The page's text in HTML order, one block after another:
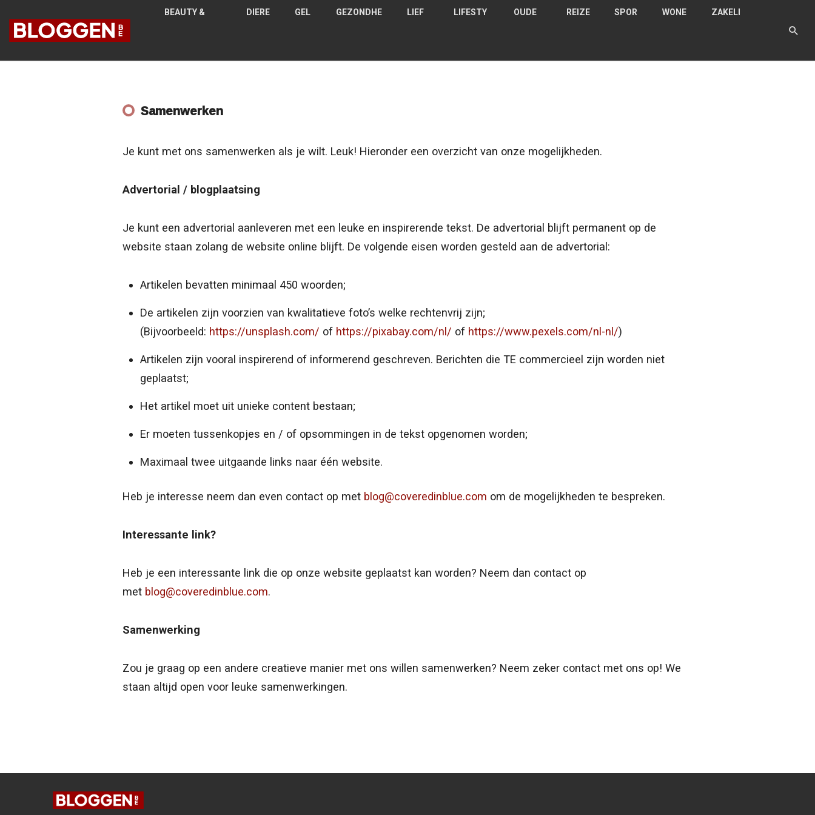
BEAUTY & DIERE GEL GEZONDHE LIEF LIFESTY OUDE REIZE SPOR WONE ZAKELI
Samenwerken
Je kunt met ons samenwerken als je wilt. Leuk! Hieronder een overzicht van onze mogelijkheden.
Advertorial / blogplaatsing
Je kunt een advertorial aanleveren met een leuke en inspirerende tekst. De advertorial blijft permanent op de
website staan zolang de website online blijft. De volgende eisen worden gesteld aan de advertorial:
Artikelen bevatten minimaal 450 woorden;
De artikelen zijn voorzien van kwalitatieve foto’s welke rechtenvrij zijn;
(Bijvoorbeeld: https://unsplash.com/ of https://pixabay.com/nl/ of https://www.pexels.com/nl-nl/)
Artikelen zijn vooral inspirerend of informerend geschreven. Berichten die TE commercieel zijn worden niet
geplaatst;
Het artikel moet uit unieke content bestaan;
Er moeten tussenkopjes en / of opsommingen in de tekst opgenomen worden;
Maximaal twee uitgaande links naar één website.
Heb je interesse neem dan even contact op met blog@coveredinblue.com om de mogelijkheden te bespreken.
Interessante link?
Heb je een interessante link die op onze website geplaatst kan worden? Neem dan contact op
met blog@coveredinblue.com.
Samenwerking
Zou je graag op een andere creatieve manier met ons willen samenwerken? Neem zeker contact met ons op! We
staan altijd open voor leuke samenwerkingen.